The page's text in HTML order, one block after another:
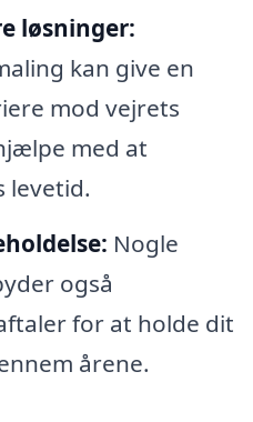
løsninger:
kan give en
mod vejrets
med at
levetid.
Nogle
også
for at holde dit
årene.